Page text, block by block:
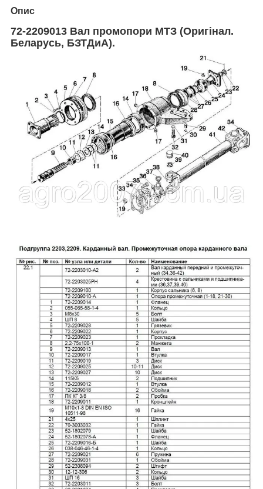
Опис
72-2209013 Вал промопори МТЗ (Оригінал.
Беларусь, БЗТДиА).